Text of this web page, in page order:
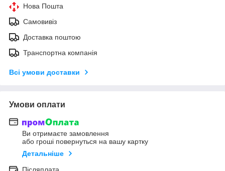
Нова Пошта
Самовивіз
Доставка поштою
Транспортна компанія
Всі умови доставки
Умови оплати
Ви отримаєте замовлення
або гроші повернуться на вашу картку
Детальніше